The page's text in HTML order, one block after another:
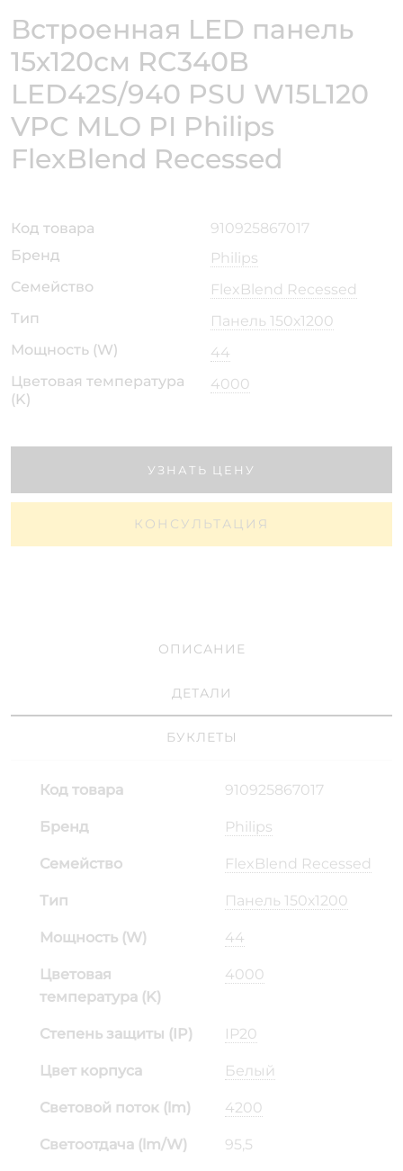
Встроенная LED панель
15х120см RC340B
LED42S/940 PSU W15L120
VPC MLO PI Philips
FlexBlend Recessed
Код товара
910925867017
Бренд
Philips
Семейство
FlexBlend Recessed
Тип
Панель 150х1200
Мощность (W)
44
Цветовая температура
(K)
4000
УЗНАТЬ ЦЕНУ
КОНСУЛЬТАЦИЯ
ОПИСАНИЕ
ДЕТАЛИ
БУКЛЕТЫ
Код товара 910925867017
Бренд Philips
Семейство FlexBlend Recessed
Тип Панель 150х1200
Мощность (W) 44
Цветовая
температура (K)
4000
Степень защиты (IP) IP20
Цвет корпуса Белый
Световой поток (lm) 4200
Светоотдача (lm/W) 95,5